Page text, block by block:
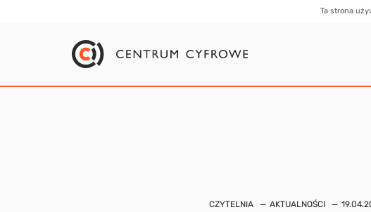
Ta strona
CZYTELNIA AKTUALNOŚCI